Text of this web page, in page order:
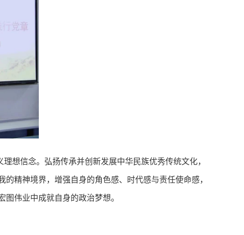
想信念。弘扬传承并创新发展中华民族优秀传统文化，
精神境界，增强自身的角色感、时代感与责任使命感，
伟业中成就自身的政治梦想。